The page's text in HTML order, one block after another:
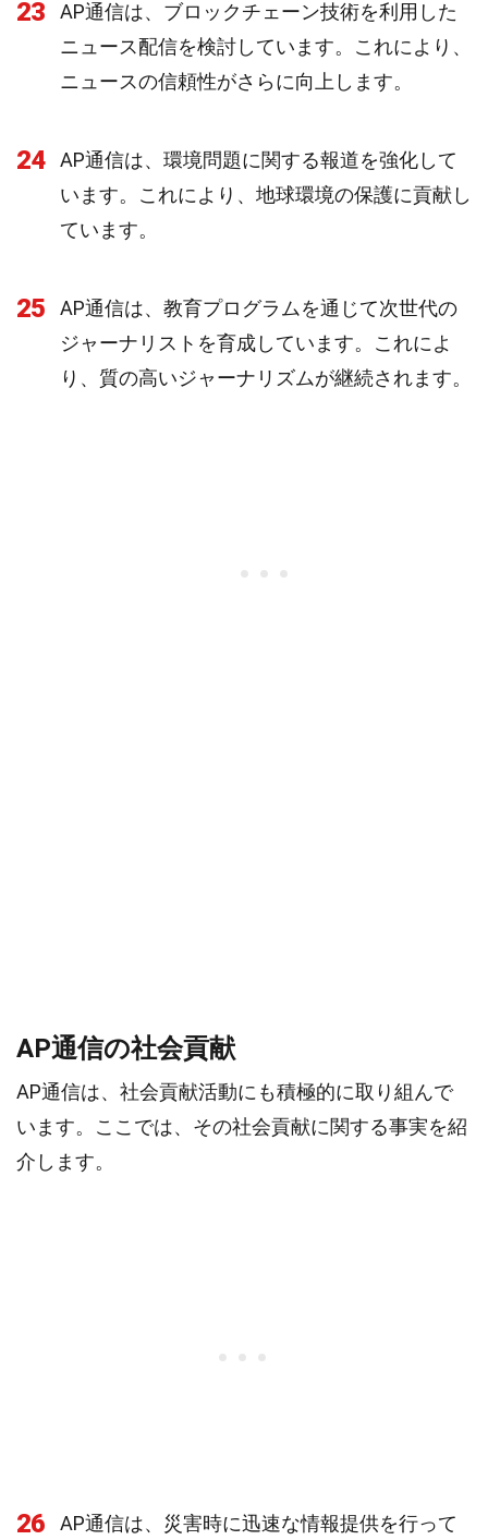
23
AP通信は、ブロックチェーン技術を利用した
ニュース配信を検討しています。これにより、
ニュースの信頼性がさらに向上します。
24
AP通信は、環境問題に関する報道を強化して
います。これにより、地球環境の保護に貢献し
ています。
25
AP通信は、教育プログラムを通じて次世代の
ジャーナリストを育成しています。これによ
り、質の高いジャーナリズムが継続されます。
AP通信の社会貢献
AP通信は、社会貢献活動にも積極的に取り組んで
います。ここでは、その社会貢献に関する事実を紹
介します。
26
AP通信は、災害時に迅速な情報提供を行って